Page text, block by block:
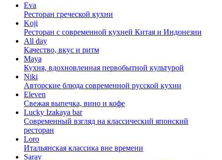
Eva
Ресторан греческой кухни
Koji
Ресторан с cовременной кухней Китая и Индонезии
All day
Качество, вкус и ритм
Maya
Кухня, вдохновленная первобытной культурой
Niki
Авторские блюда современной русской кухни
Eleven
Свежая выпечка, вино и кофе
Lucky Izakaya bar
Современный взгляд на классический японский
ресторан
Loro
Итальянская классика вне времени
Saray